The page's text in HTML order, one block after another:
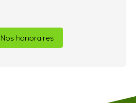
Nos honoraires